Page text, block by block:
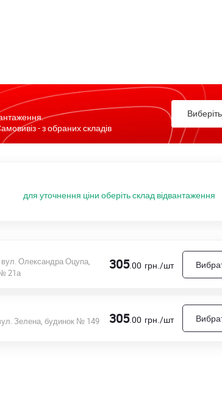
- з обраних складів
для уточнення ціни оберіть склад відвантаження
вул. Олександра Оцупа,
21а
305.00 грн./шт
Зелена, будинок № 149 305.00 грн./шт